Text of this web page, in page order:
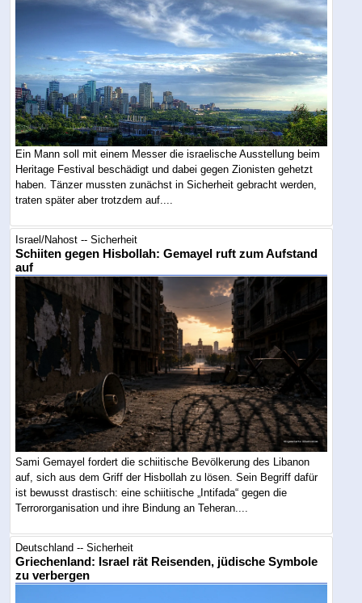
Ein Mann soll mit einem Messer die israelische Ausstellung beim
Heritage Festival beschädigt und dabei gegen Zionisten gehetzt
haben. Tänzer mussten zunächst in Sicherheit gebracht werden,
traten später aber trotzdem auf....
Israel/Nahost -- Sicherheit
Schiiten gegen Hisbollah: Gemayel ruft zum Aufstand
auf
Sami Gemayel fordert die schiitische Bevölkerung des Libanon
auf, sich aus dem Griff der Hisbollah zu lösen. Sein Begriff dafür
ist bewusst drastisch: eine schiitische „Intifada“ gegen die
Terrororganisation und ihre Bindung an Teheran....
Deutschland -- Sicherheit
Griechenland: Israel rät Reisenden, jüdische Symbole
zu verbergen